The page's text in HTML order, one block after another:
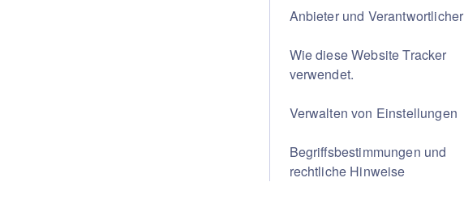
Anbieter und Verantwortlicher
Wie diese Website Tracker
verwendet.
Verwalten von Einstellungen
Begriffsbestimmungen und
rechtliche Hinweise